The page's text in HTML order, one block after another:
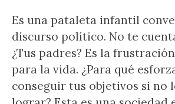
Es una pataleta infantil
discurso político. No te
¿Tus padres? Es la
para la vida. ¿Para qué
conseguir tus objetivos si no